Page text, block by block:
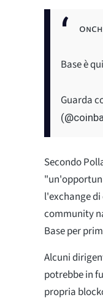
Base è
Guarda
Secondo
l'exchange
community
Base per
Alcuni
potrebbe in
propria